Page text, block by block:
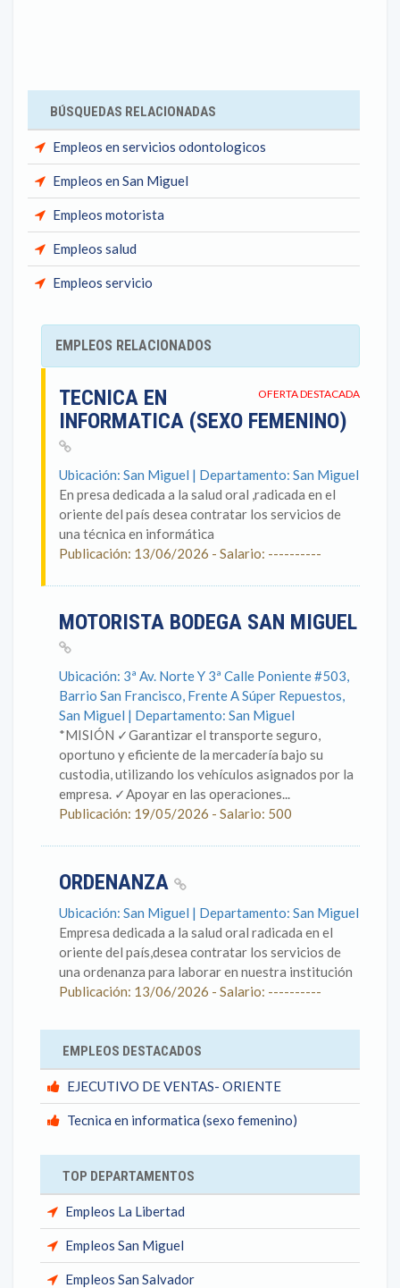
BÚSQUEDAS RELACIONADAS
Empleos en servicios odontologicos
Empleos en San Miguel
Empleos motorista
Empleos salud
Empleos servicio
EMPLEOS RELACIONADOS
OFERTA DESTACADA
TECNICA EN
INFORMATICA (SEXO FEMENINO)
Ubicación: San Miguel | Departamento: San Miguel
En presa dedicada a la salud oral ,radicada en el
oriente del país desea contratar los servicios de
una técnica en informática
Publicación: 13/06/2026 - Salario: ----------
MOTORISTA BODEGA SAN MIGUEL
Ubicación: 3ª Av. Norte Y 3ª Calle Poniente #503,
Barrio San Francisco, Frente A Súper Repuestos,
San Miguel | Departamento: San Miguel
*MISIÓN ✓Garantizar el transporte seguro,
oportuno y eficiente de la mercadería bajo su
custodia, utilizando los vehículos asignados por la
empresa. ✓Apoyar en las operaciones...
Publicación: 19/05/2026 - Salario: 500
ORDENANZA
Ubicación: San Miguel | Departamento: San Miguel
Empresa dedicada a la salud oral radicada en el
oriente del país,desea contratar los servicios de
una ordenanza para laborar en nuestra institución
Publicación: 13/06/2026 - Salario: ----------
EMPLEOS DESTACADOS
EJECUTIVO DE VENTAS- ORIENTE
Tecnica en informatica (sexo femenino)
TOP DEPARTAMENTOS
Empleos La Libertad
Empleos San Miguel
Empleos San Salvador